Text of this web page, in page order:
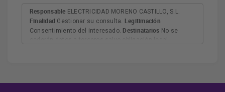
Responsable ELECTRICIDAD MORENO CASTILLO, S.L.
Finalidad Gestionar su consulta. Legitimación
Consentimiento del interesado. Destinatarios No se